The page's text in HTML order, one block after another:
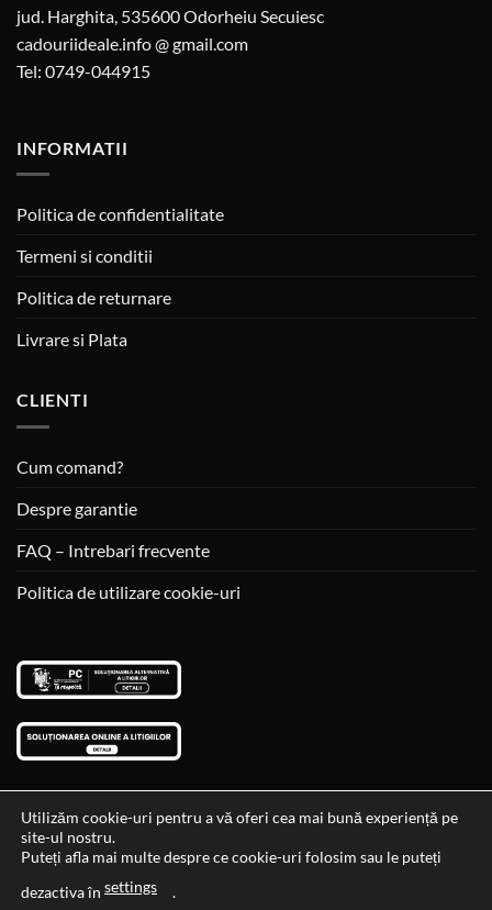
jud. Harghita, 535600 Odorheiu Secuiesc
cadouriideale.info @ gmail.com
Tel: 0749-044915
INFORMATII
Politica de confidentialitate
Termeni si conditii
Politica de returnare
Livrare si Plata
CLIENTI
Cum comand?
Despre garantie
FAQ – Intrebari frecvente
Politica de utilizare cookie-uri
Data si ora ultimei actualizari al stocului si ale preturilor: 29-12-
Utilizăm cookie-uri pentru a vă oferi cea mai bună experiență pe
site-ul nostru.
Puteți afla mai multe despre ce cookie-uri folosim sau le puteți
dezactiva în settings .